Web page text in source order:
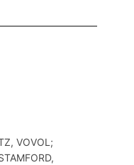
VOVOL;